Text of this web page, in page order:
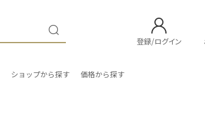
登録/ログイン
ショップから探す 価格から探す